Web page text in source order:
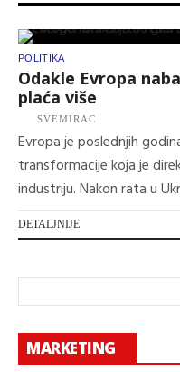
POLITIKA
Odakle Evropa
plaća više
SVEMIRAC
Evropa je poslednjih
transformacije koja je
industriju. Nakon rata u
DETALJNIJE
MARKETING